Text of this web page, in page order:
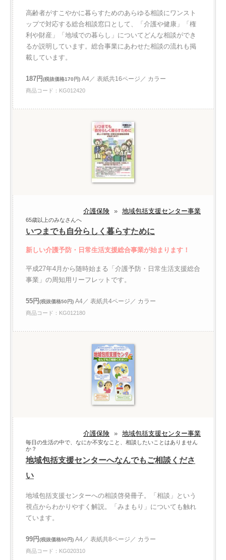
高齢者がすこやかに暮らすためのあらゆる相談にワンスト
ップで対応する総合相談窓口として、「介護や健康」「権
利や財産」「地域での暮らし」についてどんな相談ができ
るか説明しています。総合事業にあわせた相談の流れも掲
載しています。
187円(税抜価格170円) A4／ 表紙共16ページ／ カラー
商品コード：KG012420
介護保険 » 地域包括支援センター事業
65歳以上のみなさんへ
いつまでも自分らしく暮らすために
新しい介護予防・日常生活支援総合事業が始まります！
平成27年4月から随時始まる「介護予防・日常生活支援総合
事業」の周知用リーフレットです。
55円(税抜価格50円) A4／ 表紙共4ページ／ カラー
商品コード：KG012180
介護保険 » 地域包括支援センター事業
毎日の生活の中で、なにか不安なこと、相談したいことはありません
か？
地域包括支援センターへなんでもご相談くださ
い
地域包括支援センターへの相談啓発冊子。「相談」という
視点からわかりやすく解説。「みまもり」についても触れ
ています。
99円(税抜価格90円) A4／ 表紙共8ページ／ カラー
商品コード：KG020310